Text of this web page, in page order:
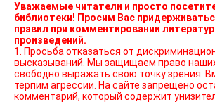
Уважаемые читатели и просто
библиотеки! Просим Вас
правил при комментировании
произведений.
1. Просьба отказаться от
высказываний. Мы защищаем право наших читателей
свободно выражать свою точку зрения.
терпим агрессии. На сайте запрещено
комментарий, который содержит